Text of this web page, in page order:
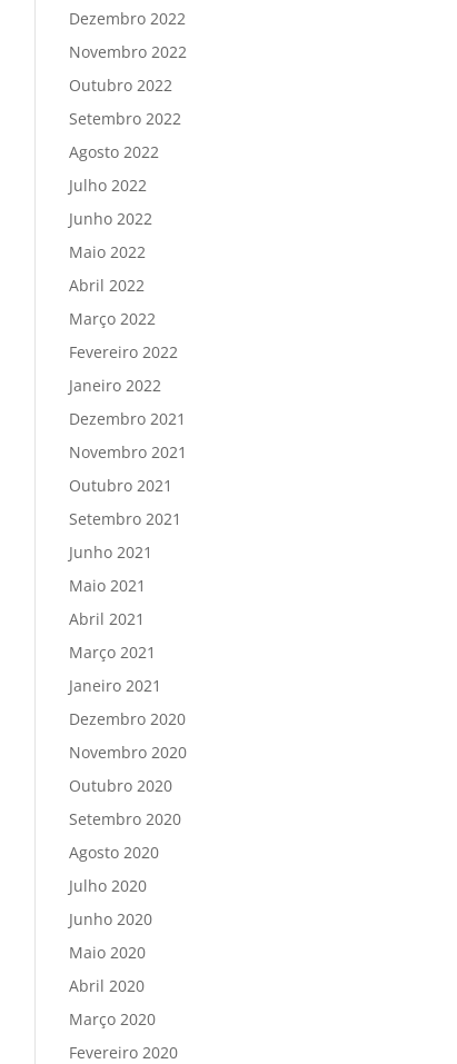
Dezembro 2022
Novembro 2022
Outubro 2022
Setembro 2022
Agosto 2022
Julho 2022
Junho 2022
Maio 2022
Abril 2022
Março 2022
Fevereiro 2022
Janeiro 2022
Dezembro 2021
Novembro 2021
Outubro 2021
Setembro 2021
Junho 2021
Maio 2021
Abril 2021
Março 2021
Janeiro 2021
Dezembro 2020
Novembro 2020
Outubro 2020
Setembro 2020
Agosto 2020
Julho 2020
Junho 2020
Maio 2020
Abril 2020
Março 2020
Fevereiro 2020